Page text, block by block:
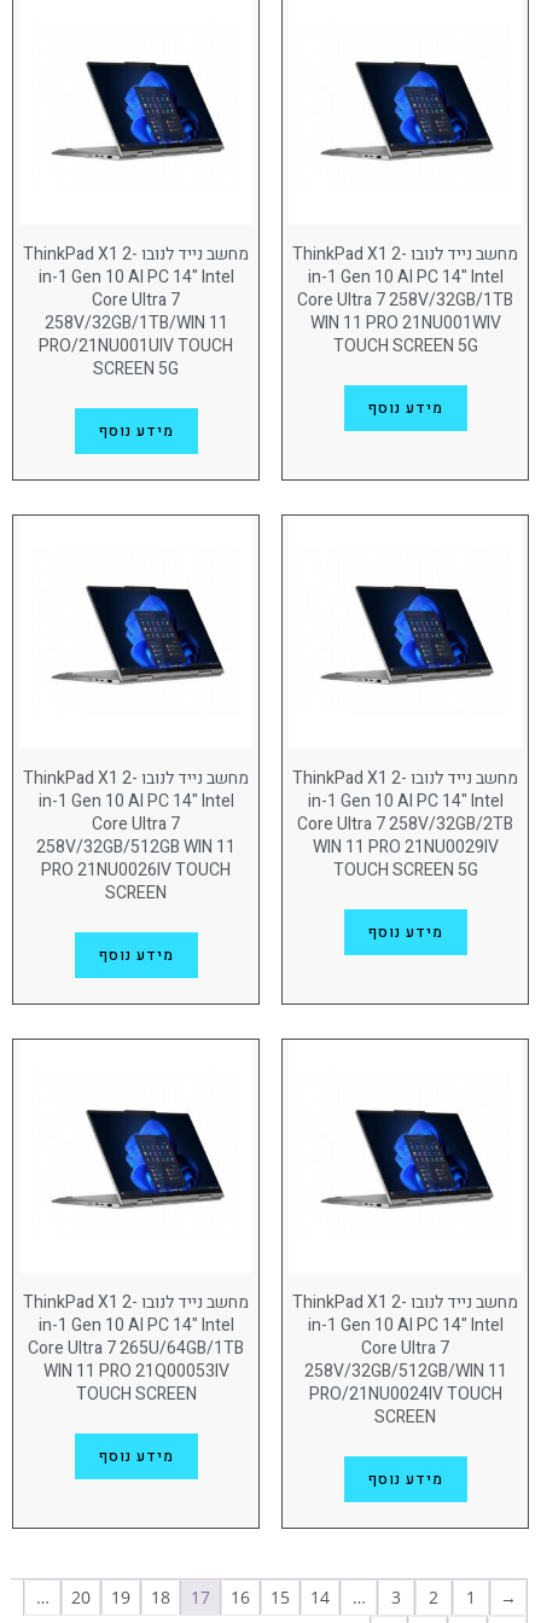
AMD Radeon 860M(8)
INTEL 130V(9)
INTEL 140T(18)
NVIDIA RTX 2000(10)
NVIDIA RTX 3000 (5)
Nvidia rtx 3500(3)
NVIDIA RTX 5000(1)
NVIDIA® RTX 1000(3)
NVIDIA® RTX 500(7)
NVIDIA® RTX™ 4000(1)
NVIDIA RTX PRO 500 (2)
Intel(108)
13.3"
(20)
14.5"
(2)
(4)
מסך מגע
מסך מגע(49)
מעבד
AMD Ryzen AI 9 HX(4)
Intel Core i9 (2)
INTEL CORE ULTRA 5 (54)
INTEL CORE ULTRA 7(118)
RYZEN 7 AI PRO
RYZEN 7 PRO(6)
מחשב נייד לנובו ThinkPad X1 2-
in-1 Gen 10 AI PC 14" Intel
Core Ultra 7 258V/32GB/1TB
WIN 11 PRO 21NU001WIV
TOUCH SCREEN 5G
מידע נוסף
מחשב נייד לנובו ThinkPad X1 2-
in-1 Gen 10 AI PC 14" Intel
Core Ultra 7
258V/32GB/1TB/WIN 11
PRO/21NU001UIV TOUCH
SCREEN 5G
מידע נוסף
מחשב נייד לנובו ThinkPad X1 2-
in-1 Gen 10 AI PC 14" Intel
Core Ultra 7 258V/32GB/2TB
WIN 11 PRO 21NU0029IV
TOUCH SCREEN 5G
מידע נוסף
מחשב נייד לנובו ThinkPad X1 2-
in-1 Gen 10 AI PC 14" Intel
Core Ultra 7
258V/32GB/512GB WIN 11
PRO 21NU0026IV TOUCH
SCREEN
מידע נוסף
מחשב נייד לנובו ThinkPad X1 2-
in-1 Gen 10 AI PC 14" Intel
Core Ultra 7
258V/32GB/512GB/WIN 11
PRO/21NU0024IV TOUCH
SCREEN
מידע נוסף
מחשב נייד לנובו ThinkPad X1 2-
in-1 Gen 10 AI PC 14" Intel
Core Ultra 7 265U/64GB/1TB
WIN 11 PRO 21Q00053IV
TOUCH SCREEN
מידע נוסף
→
1
2
3
…
14
15
16
17
18
19
20
…